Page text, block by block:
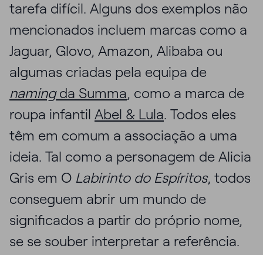
tarefa difícil. Alguns dos exemplos não
mencionados incluem marcas como a
Jaguar, Glovo, Amazon, Alibaba ou
algumas criadas pela equipa de
namingda Summa, como a marca de
roupa infantil Abel & Lula. Todos eles
têm em comum a associação a uma
ideia. Tal como a personagem de Alicia
Gris em O Labirinto do Espíritos, todos
conseguem abrir um mundo de
significados a partir do próprio nome,
se se souber interpretar a referência.